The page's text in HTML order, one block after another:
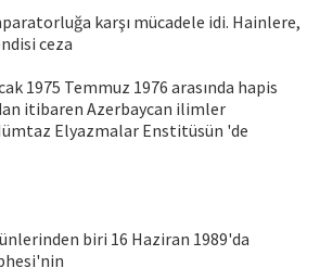
karşı mücadele idi. Hainlere,
ceza
1975 Temmuz 1976 arasında hapis
itibaren Azerbaycan ilimler
Elyazmalar Enstitüsün 'de
biri 16 Haziran 1989'da